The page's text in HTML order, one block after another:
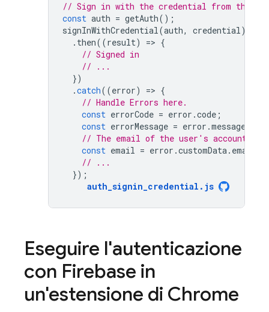
// Sign in with the credential from the
const auth = getAuth();
signInWithCredential(auth, credential)
. then((result) => {
// Signed in
// ...
})
.catch((error) => {
// Handle Errors here.
const errorCode = error .code ;
const errorMessage = error .message
// The email of the user's account
const email = error .customData. email
// ...
});
auth_signin_credential . js
Eseguire l'autenticazione
con Firebase in
un'estensione di Chrome